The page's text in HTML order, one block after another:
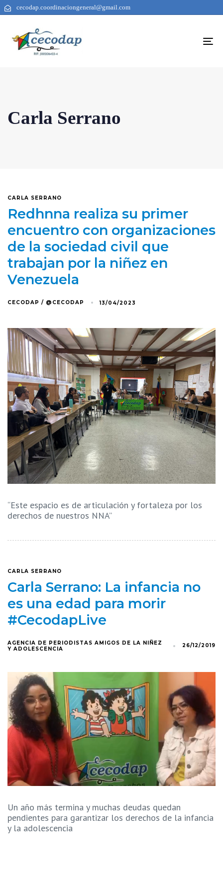
cecodap.coordinaciongeneral@gmail.com
Carla Serrano
CARLA SERRANO
Redhnna realiza su primer
encuentro con organizaciones
de la sociedad civil que
trabajan por la niñez en
Venezuela
CECODAP / @CECODAP 13/04/2023
“Este espacio es de articulación y fortaleza por los
derechos de nuestros NNA”
CARLA SERRANO
Carla Serrano: La infancia no
es una edad para morir
#CecodapLive
AGENCIA DE PERIODISTAS AMIGOS DE LA NIÑEZ
Y ADOLESCENCIA
26/12/2019
Un año más termina y muchas deudas quedan
pendientes para garantizar los derechos de la infancia
y la adolescencia